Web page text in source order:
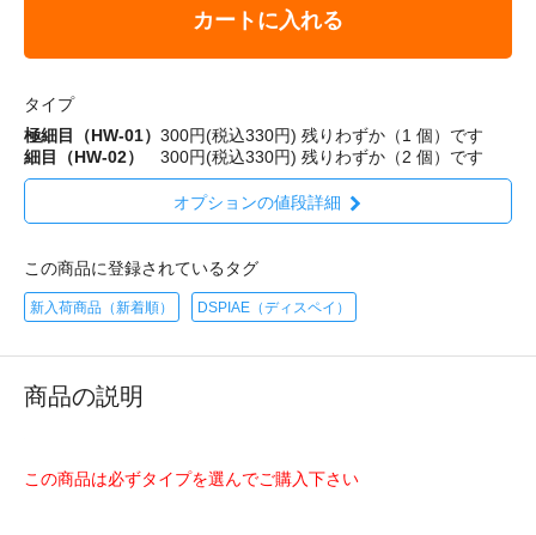
カートに入れる
タイプ
極細目（HW-01） 300円(税込330円) 残りわずか（1 個）です
細目（HW-02）
300円(税込330円) 残りわずか（2 個）です
オプションの値段詳細
この商品に登録されているタグ
新入荷商品（新着順） DSPIAE（ディスペイ）
商品の説明
この商品は必ずタイプを選んでご購入下さい